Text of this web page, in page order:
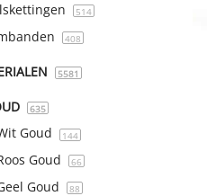
514
408
5581
635
Goud 144
Goud 66
Goud 88